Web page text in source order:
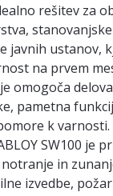
rešitev za
javnih ustanov,
na prvem
omogoča
pametna
k
SW100 je
in
izvedbe,